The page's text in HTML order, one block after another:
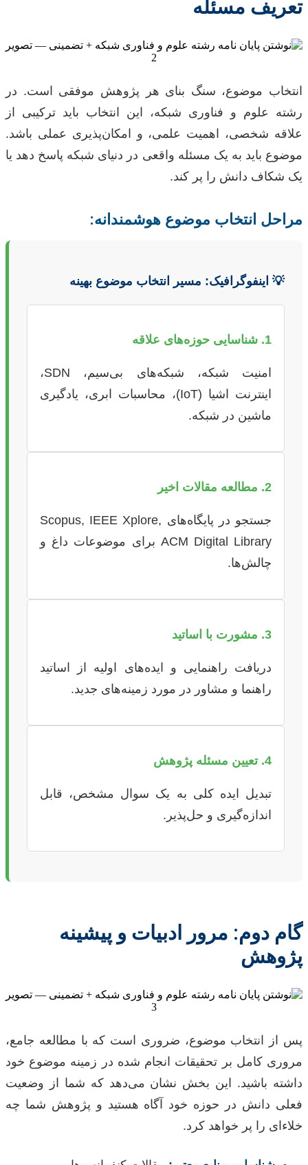
تعریف مسئله
انتخاب موضوع، سنگ بنای هر پژوهش موفقی است. در
رشته علوم و فناوری شبکه، این انتخاب باید ترکیبی از
علاقه شخصی، اهمیت علمی، و امکان‌پذیری عملی باشد.
موضوع باید به یک مسئله واقعی در دنیای شبکه پاسخ دهد یا
یک شکاف دانش را پر کند.
مراحل انتخاب موضوع هوشمندانه:
💡 اینفوگرافیک: مسیر انتخاب موضوع بهینه
1. شناسایی حوزه‌های علاقه
امنیت شبکه، شبکه‌های بی‌سیم، SDN،
اینترنت اشیا (IoT)، محاسبات ابری، یادگیری
ماشین در شبکه.
2. مطالعه مقالات اخیر
جستجو در پایگاه‌های Scopus, IEEE Xplore,
ACM Digital Library برای موضوعات داغ و
چالش‌ها.
3. مشورت با اساتید
دریافت راهنمایی و ایده‌های اولیه از اساتید
راهنما و مشاور در مورد زمینه‌های جدید.
4. تعیین مسئله پژوهش
تبدیل ایده کلی به یک سوال مشخص، قابل
اندازه‌گیری و حل‌پذیر.
گام دوم: مرور ادبیات و پیشینه
پژوهش
پس از انتخاب موضوع، ضروری است که با مطالعه جامع،
مروری کامل بر تحقیقات انجام شده در زمینه موضوع خود
داشته باشید. این بخش نشان می‌دهد که شما از وضعیت
فعلی دانش در حوزه خود آگاه هستید و پژوهش شما چه
خلاءای را پر خواهد کرد.